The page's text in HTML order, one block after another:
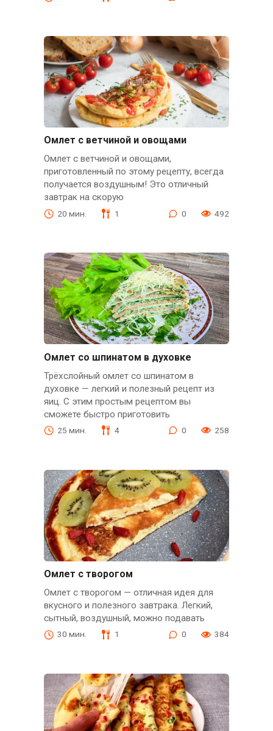
Омлет с ветчиной и овощами
Омлет с ветчиной и овощами,
приготовленный по этому рецепту, всегда
получается воздушным! Это отличный
завтрак на скорую
20 мин. 1 0 492
Омлет со шпинатом в духовке
Трёхслойный омлет со шпинатом в
духовке — легкий и полезный рецепт из
яиц. С этим простым рецептом вы
сможете быстро приготовить
25 мин. 4 0 258
Омлет с творогом
Омлет с творогом — отличная идея для
вкусного и полезного завтрака. Легкий,
сытный, воздушный, можно подавать
30 мин. 1 0 384